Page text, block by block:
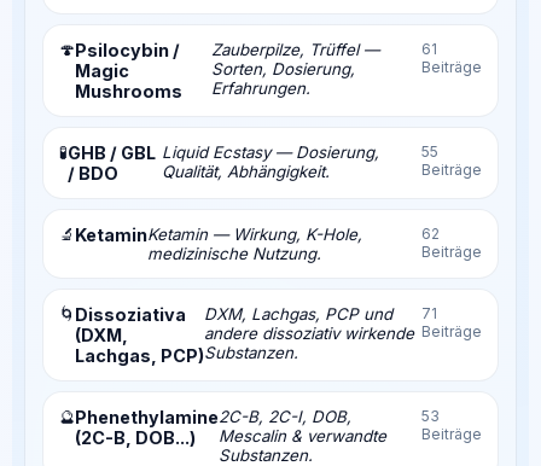
🍄Psilocybin /
Magic
Mushrooms
Zauberpilze, Trüffel —
Sorten, Dosierung,
Erfahrungen.
61
Beiträge
🧪GHB / GBL
/ BDO
Liquid Ecstasy — Dosierung,
Qualität, Abhängigkeit.
55
Beiträge
🔬 KetaminKetamin — Wirkung, K-Hole,
medizinische Nutzung.
62
Beiträge
🌀 Dissoziativa
(DXM,
Lachgas, PCP)
DXM, Lachgas, PCP und
andere dissoziativ wirkende
Substanzen.
71
Beiträge
🔮Phenethylamine
(2C-B, DOB...)
2C-B, 2C-I, DOB,
Mescalin & verwandte
Substanzen.
53
Beiträge